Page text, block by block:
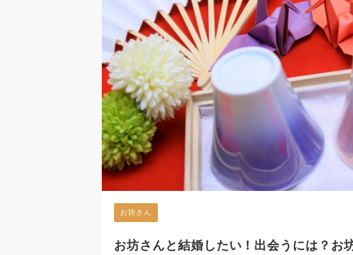
お坊さん
お坊さんと結婚したい！出会うには？お